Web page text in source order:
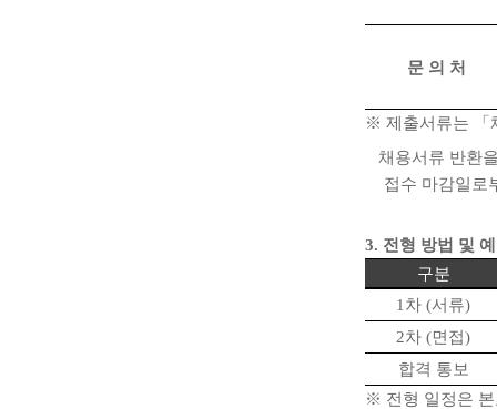
문 의 처
※ 제출서류는 「
채용서류 반환
접수 마감일로
3. 전형 방법 및
구분
1 차 (서류)
2차 (면접)
합격 통보
※ 전형 일정은